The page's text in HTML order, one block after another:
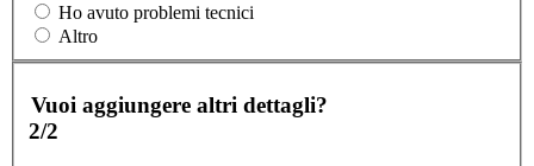
Ho avuto problemi tecnici
Altro
Vuoi aggiungere altri dettagli?
2/2